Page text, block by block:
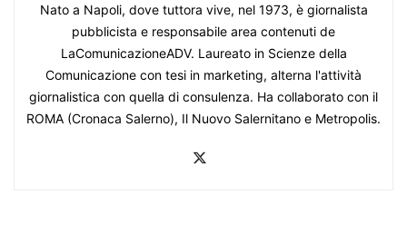
Nato a Napoli, dove tuttora vive, nel 1973, è giornalista
pubblicista e responsabile area contenuti de
LaComunicazioneADV. Laureato in Scienze della
Comunicazione con tesi in marketing, alterna l'attività
giornalistica con quella di consulenza. Ha collaborato con il
ROMA (Cronaca Salerno), Il Nuovo Salernitano e Metropolis.